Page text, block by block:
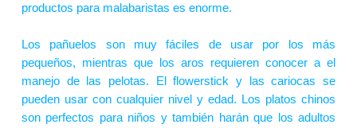
productos para malabaristas es enorme.
Los pañuelos son muy fáciles de usar por los más
pequeños, mientras que los aros requieren conocer a el
manejo de las pelotas. El flowerstick y las cariocas se
pueden usar con cualquier nivel y edad. Los platos chinos
son perfectos para niños y también harán que los adultos